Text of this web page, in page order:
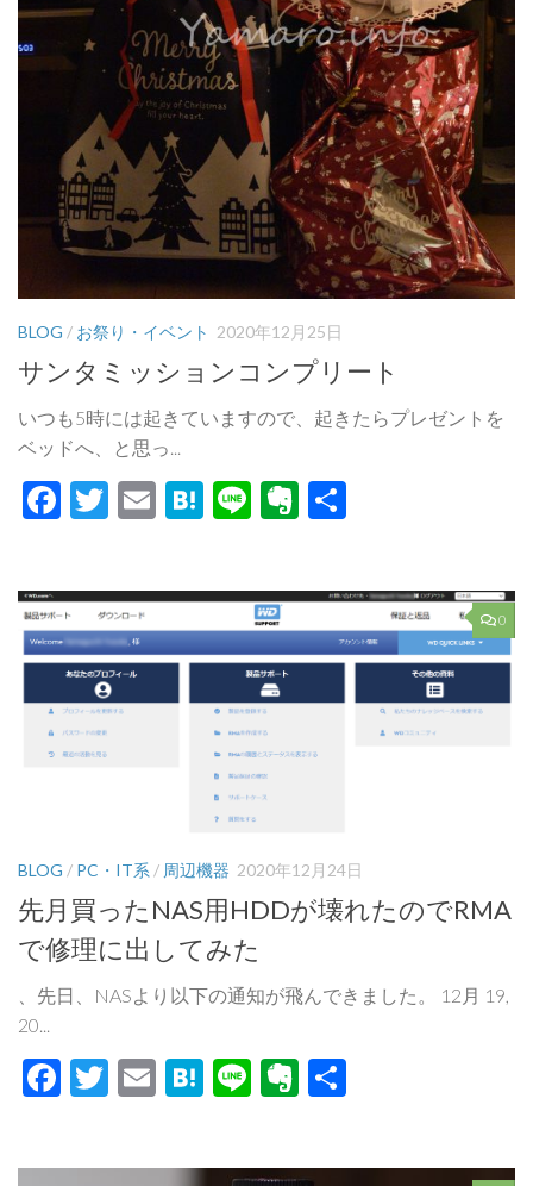
BLOG / お祭り・イベント 2020年12月25日
サンタミッションコンプリート
いつも5時には起きていますので、起きたらプレゼントを
ベッドへ、と思っ...
Facebook
Twitter
EmailHatena
LineEvernote
0
BLOG / PC・IT系 / 周辺機器 2020年12月24日
先月買ったNAS用HDDが壊れたのでRMA
で修理に出してみた
、先日、NASより以下の通知が飛んできました。 12月 19,
20...
Facebook
Twitter
EmailHatena
LineEvernote